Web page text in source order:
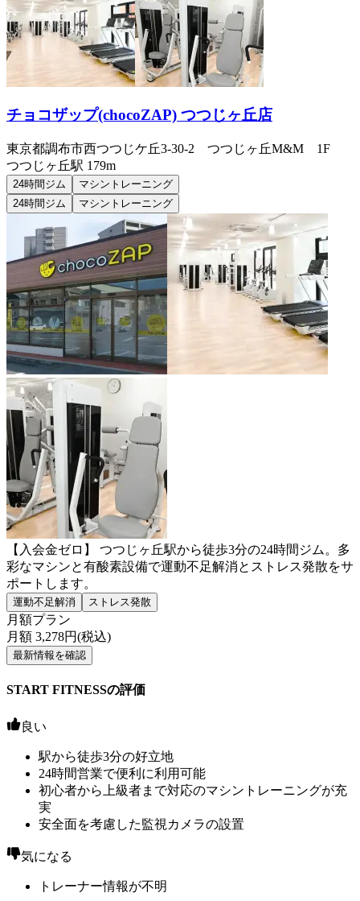
チョコザップ(chocoZAP) つつじヶ丘店
東京都調布市西つつじケ丘3-30-2 つつじヶ丘M&M 1F
つつじヶ丘駅 179m
24時間ジム
マシントレーニング
24時間ジム
マシントレーニング
【入会金ゼロ】 つつじヶ丘駅から徒歩3分の24時間ジム。多
彩なマシンと有酸素設備で運動不足解消とストレス発散をサ
ポートします。
運動不足解消 ストレス発散
月額プラン
月額 3,278円(税込)
最新情報を確認
START FITNESSの評価
良い
駅から徒歩3分の好立地
24時間営業で便利に利用可能
初心者から上級者まで対応のマシントレーニングが充
実
安全面を考慮した監視カメラの設置
気になる
トレーナー情報が不明